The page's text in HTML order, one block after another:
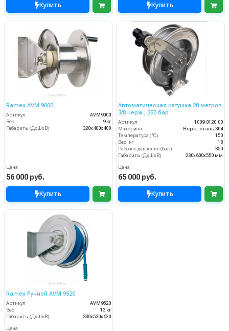
Купить Купить
Ramex AVM 9000
Артикул
AVM9000
Вес
9 кг
Габариты (ДхШхВ)
320x400x400
Цена
56 000 руб.
Купить
Автоматическая катушка 20 метров
3/8 нерж., 350 бар
Артикул
1009.0120.00
Материал
Нерж. сталь 304
Температура (°C)
150
Вес, кг
18
Рабочее давление (бар)
350
Габариты (ДхШхВ)
280x600x550 мм
Цена
65 000 руб.
Купить
Ramex Ручной AVM 9520
Артикул
AVM9520
Вес
13 кг
Габариты (ДхШхВ)
330x530x630
Цена